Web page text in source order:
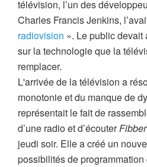
télévision, l’un des
Charles Francis Jenkins,
radiovision ». Le public devait
sur la technologie que la
remplacer.
L'arrivée de la télévision a
monotonie et du manque de
représentait le fait de
d’une radio et d’écouter
jeudi soir. Elle a créé un
possibilités de